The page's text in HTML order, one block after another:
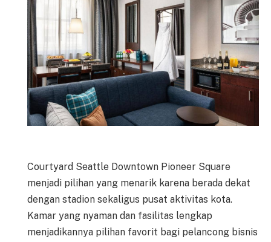
Courtyard Seattle Downtown Pioneer Square
menjadi pilihan yang menarik karena berada dekat
dengan stadion sekaligus pusat aktivitas kota.
Kamar yang nyaman dan fasilitas lengkap
menjadikannya pilihan favorit bagi pelancong bisnis